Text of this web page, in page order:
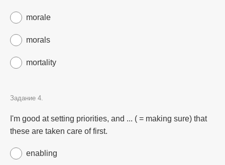
morale
morals
mortality
Задание 4.
I'm good at setting priorities, and ... ( = making sure) that
these are taken care of first.
enabling